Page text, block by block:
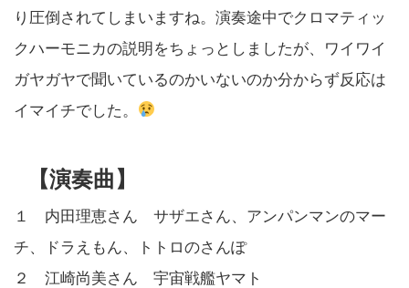
り圧倒されてしまいますね。演奏途中でクロマティッ
クハーモニカの説明をちょっとしましたが、ワイワイ
ガヤガヤで聞いているのかいないのか分からず反応は
イマイチでした。
【演奏曲】
１ 内田理恵さん サザエさん、アンパンマンのマー
チ、ドラえもん、トトロのさんぽ
２ 江崎尚美さん 宇宙戦艦ヤマト